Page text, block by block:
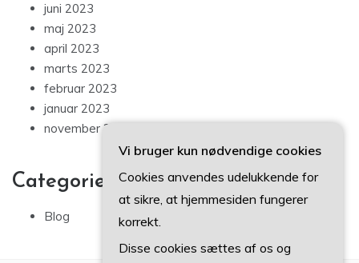
juni 2023
maj 2023
april 2023
marts 2023
februar 2023
januar 2023
november 2022
Categories
Blog
Vi bruger kun nødvendige cookies
Cookies anvendes udelukkende for
at sikre, at hjemmesiden fungerer
korrekt.
Disse cookies sættes af os og